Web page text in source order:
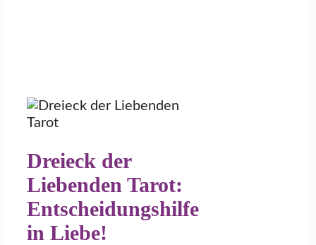
Dreieck der
Liebenden Tarot:
Entscheidungshilfe
in Liebe!